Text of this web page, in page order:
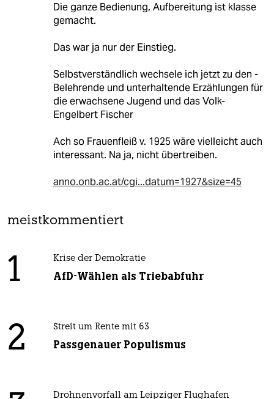
Die ganze Bedienung, Aufbereitung ist klasse
gemacht.
Das war ja nur der Einstieg.
Selbstverständlich wechsele ich jetzt zu den -
Belehrende und unterhaltende Erzählungen für
die erwachsene Jugend und das Volk-
Engelbert Fischer
Ach so Frauenfleiß v. 1925 wäre vielleicht auch
interessant. Na ja, nicht übertreiben.
anno.onb.ac.at/cgi...datum=1927&size=45
meistkommentiert
1 Krise der Demokratie
AfD-Wählen als Triebabfuhr
2 Streit um Rente mit 63
Passgenauer Populismus
Drohnenvorfall am Leipziger Flughafen